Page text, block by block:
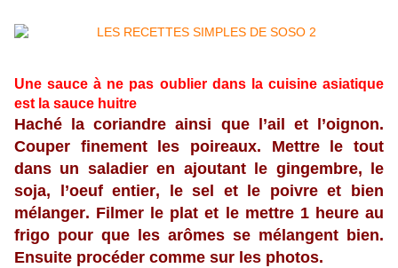
Une sauce à ne pas oublier dans la cuisine asiatique
est la sauce huitre
Haché la coriandre ainsi que l’ail et l’oignon.
Couper finement les poireaux. Mettre le tout
dans un saladier en ajoutant le gingembre, le
soja, l’oeuf entier, le sel et le poivre et bien
mélanger. Filmer le plat et le mettre 1 heure au
frigo pour que les arômes se mélangent bien.
Ensuite procéder comme sur les photos.